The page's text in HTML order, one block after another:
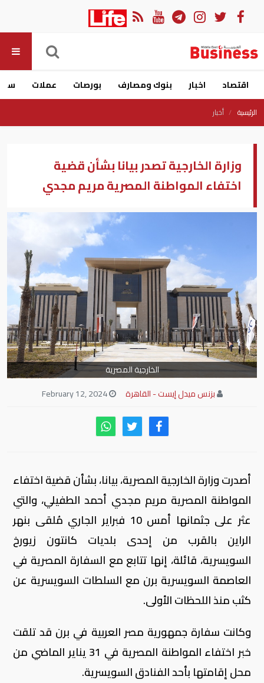
اقتصاد اخبار بنوك ومصارف بورصات عملات
الرئيسية أخبار
وزارة الخارجية تصدر بيانا بشأن قضية
اختفاء المواطنة المصرية مريم مجدي
الخارجية المصرية
بزنس ميدل إيست - القاهرة
February 12, 2024
أصدرت وزارة الخارجية المصرية، بيانا، بشأن قضية اختفاء
المواطنة المصرية مريم مجدي أحمد الطفيلي، والتي
عثر على جثمانها أمس 10 فبراير الجاري مُلقى بنهر
الراين بالقرب من إحدى بلديات كانتون زيورخ
السويسرية، قائلة، إنها تتابع مع السفارة المصرية في
العاصمة السويسرية برن مع السلطات السويسرية عن
كثب منذ اللحظات الأولى.
وكانت سفارة جمهورية مصر العربية في برن قد تلقت
خبر اختفاء المواطنة المصرية في 31 يناير الماضي من
محل إقامتها بأحد الفنادق السويسرية.